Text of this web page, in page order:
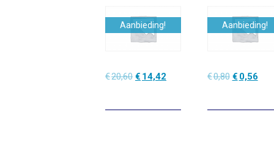
Aanbieding!
€20,60 Oorspronkelijke
€20,60.
€ 14,42
€14,42.
Aanbieding!
€0,80
€0,80.
€ 0,56